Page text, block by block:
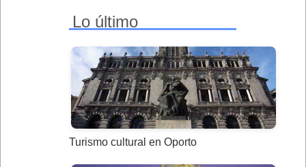
Lo último
Turismo cultural en Oporto